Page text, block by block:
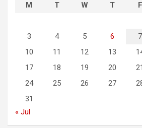
M
T W T F
3
4 5 6 7
10
11 12 13
17
18 19 20 21
24
25 26 27
31
« Jul